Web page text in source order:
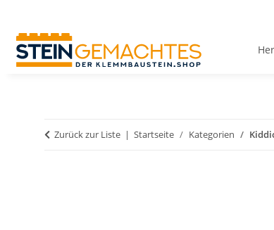
Zurück zur Liste Startseite Kategorien